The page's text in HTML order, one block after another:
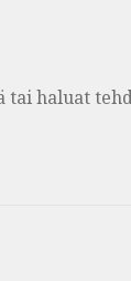
tai haluat